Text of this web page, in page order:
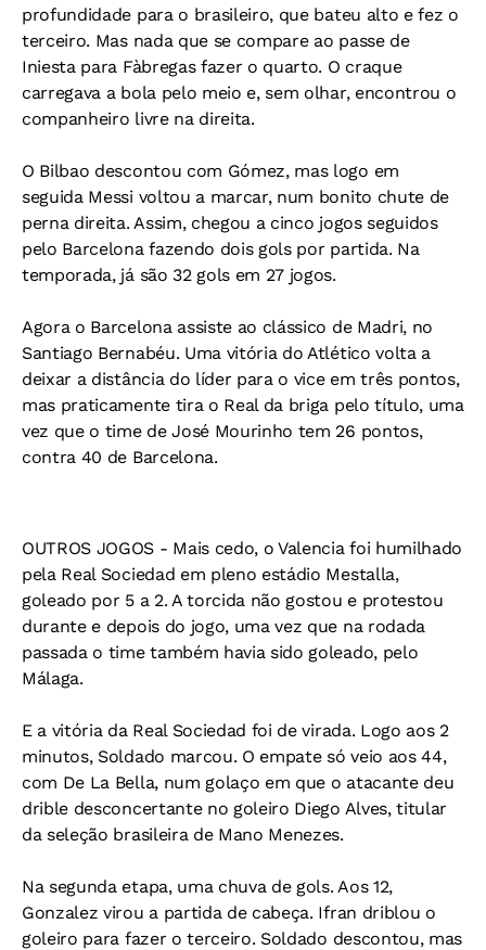
profundidade para o brasileiro, que bateu alto e fez o
terceiro. Mas nada que se compare ao passe de
Iniesta para Fàbregas fazer o quarto. O craque
carregava a bola pelo meio e, sem olhar, encontrou o
companheiro livre na direita.
O Bilbao descontou com Gómez, mas logo em
seguida Messi voltou a marcar, num bonito chute de
perna direita. Assim, chegou a cinco jogos seguidos
pelo Barcelona fazendo dois gols por partida. Na
temporada, já são 32 gols em 27 jogos.
Agora o Barcelona assiste ao clássico de Madri, no
Santiago Bernabéu. Uma vitória do Atlético volta a
deixar a distância do líder para o vice em três pontos,
mas praticamente tira o Real da briga pelo título, uma
vez que o time de José Mourinho tem 26 pontos,
contra 40 de Barcelona.
OUTROS JOGOS - Mais cedo, o Valencia foi humilhado
pela Real Sociedad em pleno estádio Mestalla,
goleado por 5 a 2. A torcida não gostou e protestou
durante e depois do jogo, uma vez que na rodada
passada o time também havia sido goleado, pelo
Málaga.
E a vitória da Real Sociedad foi de virada. Logo aos 2
minutos, Soldado marcou. O empate só veio aos 44,
com De La Bella, num golaço em que o atacante deu
drible desconcertante no goleiro Diego Alves, titular
da seleção brasileira de Mano Menezes.
Na segunda etapa, uma chuva de gols. Aos 12,
Gonzalez virou a partida de cabeça. Ifran driblou o
goleiro para fazer o terceiro. Soldado descontou, mas